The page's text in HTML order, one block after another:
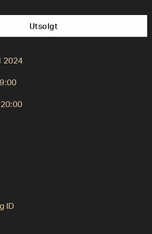
Utsolgt
2024
ID